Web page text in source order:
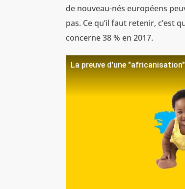
de nouveau-nés européens
pas. Ce qu’il faut retenir, c’est
concerne 38 % en 2017.
La preuve d'une